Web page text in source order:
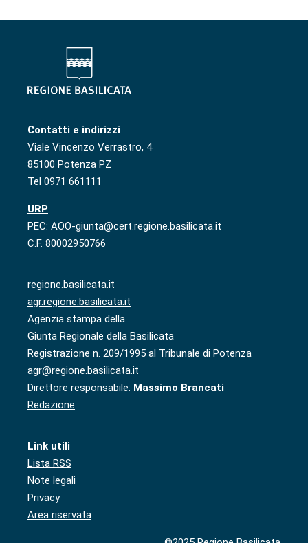
Contatti e indirizzi
Viale Vincenzo Verrastro, 4
85100 Potenza PZ
Tel 0971 661111
URP
PEC: AOO-giunta@cert.regione.basilicata.it
C.F. 80002950766
regione.basilicata.it
agr.regione.basilicata.it
Agenzia stampa della
Giunta Regionale della Basilicata
Registrazione n. 209/1995 al Tribunale di Potenza
agr@regione.basilicata.it
Direttore responsabile: Massimo Brancati
Redazione
Link utili
Lista RSS
Note legali
Privacy
Area riservata